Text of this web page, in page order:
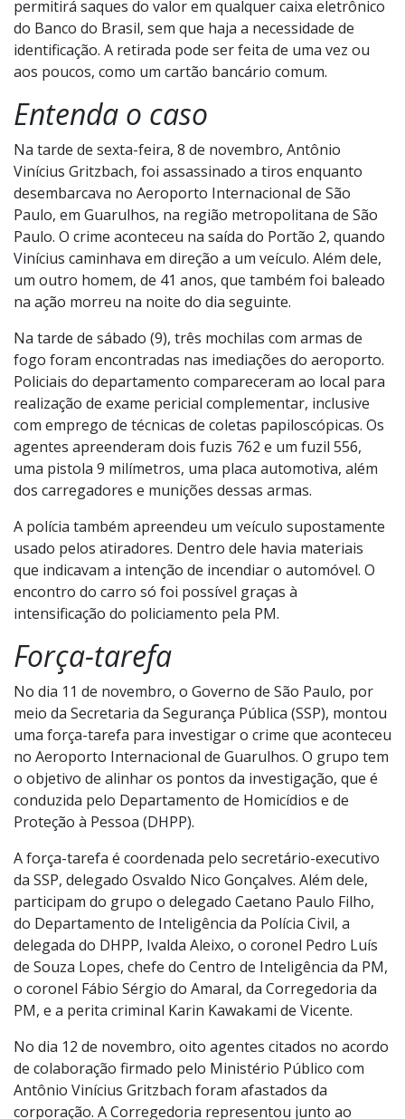
pessoa que forneceu é comunicada.
Para receber a recompensa, a tela do WebDenuncia
mostrará um número de cartão bancário virtual, que
do Banco do Brasil, sem que haja a necessidade de
aos poucos, como um cartão bancário comum.
Entenda o caso
Na tarde de sexta-feira, 8 de novembro, Antônio
Vinícius Gritzbach, foi assassinado a tiros enquanto
desembarcava no Aeroporto Internacional de São
Paulo, em Guarulhos, na região metropolitana de São
Vinícius caminhava em direção a um veículo. Além dele,
um outro homem, de 41 anos, que também foi baleado
na ação morreu na noite do dia seguinte.
Na tarde de sábado (9), três mochilas com armas de
fogo foram encontradas nas imediações do aeroporto.
Policiais do departamento compareceram ao local para
realização de exame pericial complementar, inclusive
agentes apreenderam dois fuzis 762 e um fuzil 556,
uma pistola 9 milímetros, uma placa automotiva, além
dos carregadores e munições dessas armas.
A polícia também apreendeu um veículo supostamente
que indicavam a intenção de incendiar o automóvel. O
encontro do carro só foi possível graças à
intensificação do policiamento pela PM.
Força-tarefa
No dia 11 de novembro, o Governo de São Paulo, por
meio da Secretaria da Segurança Pública (SSP), montou
uma força-tarefa para investigar o crime que aconteceu
o objetivo de alinhar os pontos da investigação, que é
conduzida pelo Departamento de Homicídios e de
Proteção à Pessoa (DHPP).
A força-tarefa é coordenada pelo secretário-executivo
da SSP, delegado Osvaldo Nico Gonçalves. Além dele,
participam do grupo o delegado Caetano Paulo Filho,
do Departamento de Inteligência da Polícia Civil, a
de Souza Lopes, chefe do Centro de Inteligência da PM,
o coronel Fábio Sérgio do Amaral, da Corregedoria da
PM, e a perita criminal Karin Kawakami de Vicente.